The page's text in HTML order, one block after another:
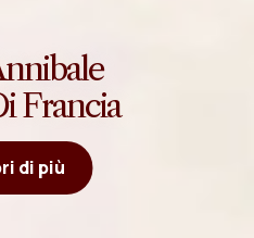
Francia
di più